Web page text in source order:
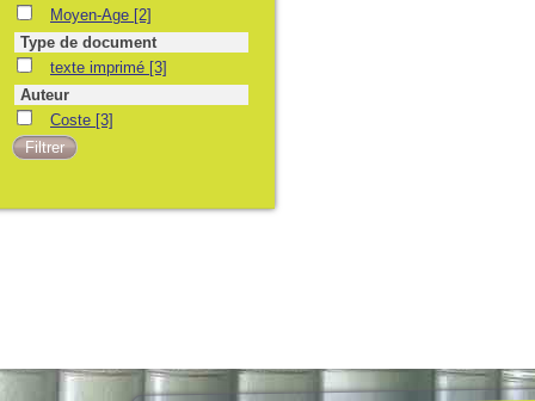
Moyen-Age [2]
Type de document
texte imprimé [3]
Auteur
Coste [3]